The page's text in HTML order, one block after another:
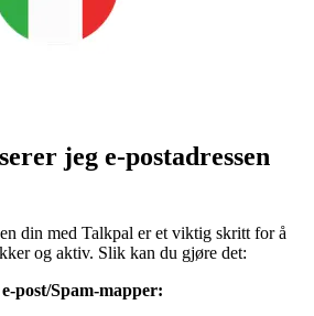
jeg e-postadressen
din med Talkpal er et viktig skritt for å
og aktiv. Slik kan du gjøre det:
post/Spam-mapper: